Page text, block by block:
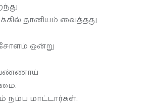
தானியம் வைத்தது
ஒன்று
நம்ப மாட்டார்கள்.